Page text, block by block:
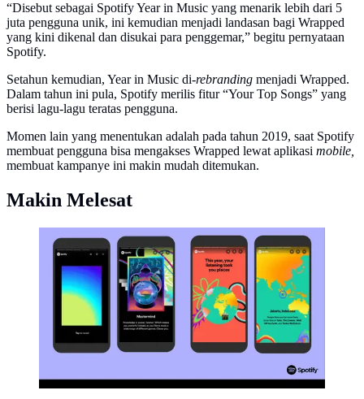
“Disebut sebagai Spotify Year in Music yang menarik lebih dari 5
juta pengguna unik, ini kemudian menjadi landasan bagi Wrapped
yang kini dikenal dan disukai para penggemar,” begitu pernyataan
Spotify.
Setahun kemudian, Year in Music di-rebranding menjadi Wrapped.
Dalam tahun ini pula, Spotify merilis fitur “Your Top Songs” yang
berisi lagu-lagu teratas pengguna.
Momen lain yang menentukan adalah pada tahun 2019, saat Spotify
membuat pengguna bisa mengakses Wrapped lewat aplikasi mobile,
membuat kampanye ini makin mudah ditemukan.
Makin Melesat
Spotify Wrapped 2023. (Spotify)